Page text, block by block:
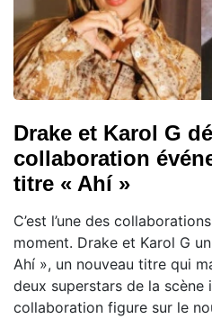
Drake et Karol G
collaboration
titre « Ahí »
C’est l’une des
moment. Drake et Karol G
Ahí », un nouveau titre qui
deux superstars de la scène
collaboration figure sur le